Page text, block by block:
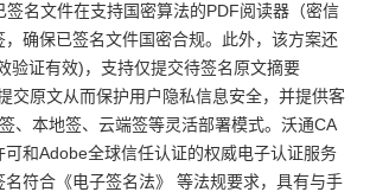
签名文件在支持国密算法的PDF阅读器（密信
，确保已签名文件国密合规。此外，该方案还
验证有效)，支持仅提交待签名原文摘要
交原文从而保护用户隐私信息安全，并提供客
、本地签、云端签等灵活部署模式。沃通CA
和Adobe全球信任认证的权威电子认证服务
符合《电子签名法》 等法规要求，具有与手